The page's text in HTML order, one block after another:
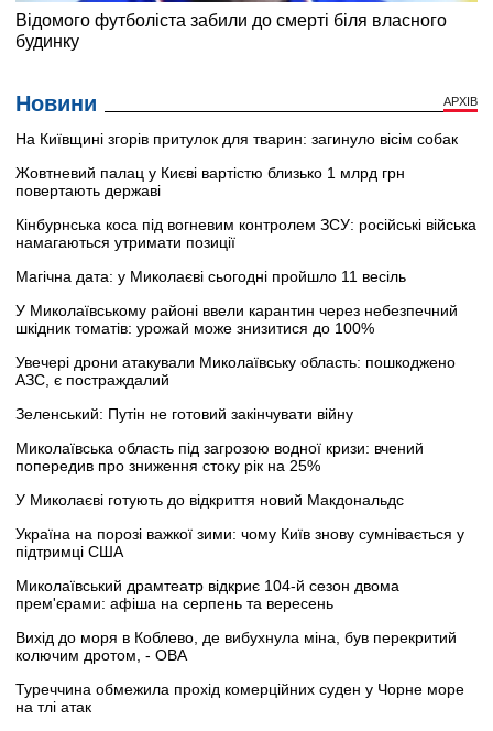
Новини АРХІВ
На Київщині згорів притулок для тварин: загинуло вісім собак
Жовтневий палац у Києві вартістю близько 1 млрд грн
повертають державі
Кінбурнська коса під вогневим контролем ЗСУ: російські війська
намагаються утримати позиції
Магічна дата: у Миколаєві сьогодні пройшло 11 весіль
У Миколаївському районі ввели карантин через небезпечний
шкідник томатів: урожай може знизитися до 100%
Увечері дрони атакували Миколаївську область: пошкоджено
АЗС, є постраждалий
Зеленський: Путін не готовий закінчувати війну
Миколаївська область під загрозою водної кризи: вчений
попередив про зниження стоку рік на 25%
У Миколаєві готують до відкриття новий Макдональдс
Україна на порозі важкої зими: чому Київ знову сумнівається у
підтримці США
Миколаївський драмтеатр відкриє 104-й сезон двома
прем'єрами: афіша на серпень та вересень
Вихід до моря в Коблево, де вибухнула міна, був перекритий
колючим дротом, - ОВА
Туреччина обмежила прохід комерційних суден у Чорне море
на тлі атак